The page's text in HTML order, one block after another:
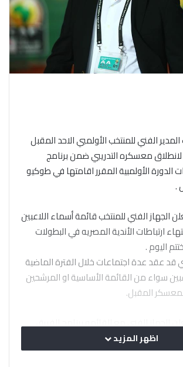
الفني للمنتخب الأولمبي الاحد المقبل
لانطلاق معسكره التدريبي ضمن برنامج
الدورة الأولمبية المقرر اقامتها في طوكيو
.
الجهاز الفني للمنتخب قائمة أسماء اللاعبين
ارتباطات الأندية المصريه في البطولات
اليوم .
قد عقد عدة اجتماعات خلال الفترة الماضية
سواء من القائمة الأساسية او المرشحين
المقبل.
الجهاز الفني مع القائمه برنامج الفريق
من 22 وحتي 29 مارساظهر المزيد